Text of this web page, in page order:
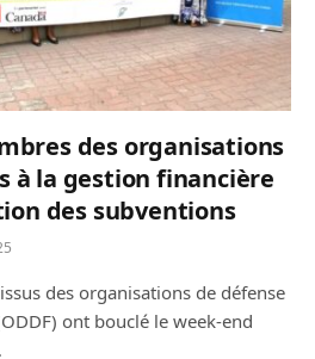
des organisations
à la gestion financière
des subventions
des organisations de défense
ont bouclé le week-end